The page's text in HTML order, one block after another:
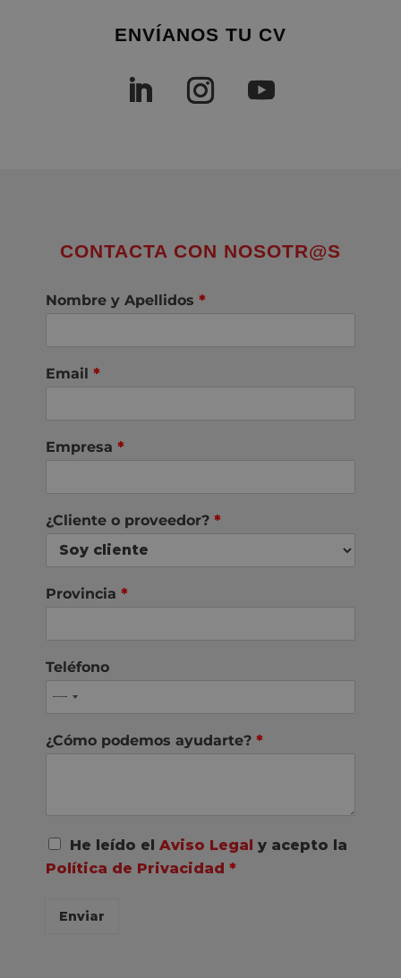
ENVÍANOS TU CV
CONTACTA CON NOSOTR@S
Nombre y Apellidos *
Email *
Empresa *
¿Cliente o proveedor? *
Provincia *
Teléfono
¿Cómo podemos ayudarte? *
A
c
u
He leído el Aviso Legal y acepto la
Política de Privacidad *
Enviar